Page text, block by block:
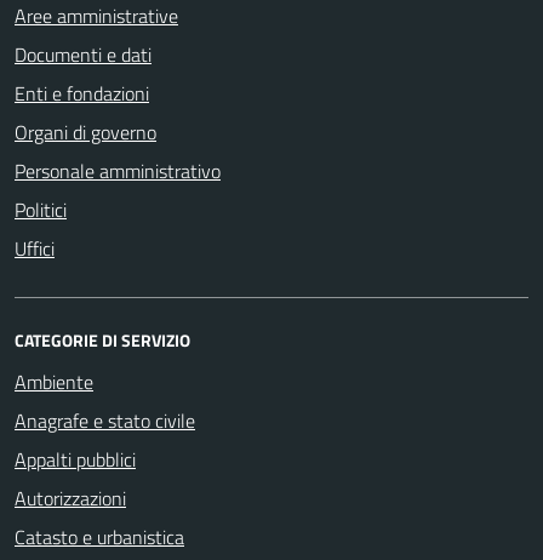
Aree amministrative
Documenti e dati
Enti e fondazioni
Organi di governo
Personale amministrativo
Politici
Uffici
CATEGORIE DI SERVIZIO
Ambiente
Anagrafe e stato civile
Appalti pubblici
Autorizzazioni
Catasto e urbanistica